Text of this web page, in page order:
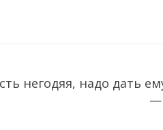
негодяя, надо дать
—